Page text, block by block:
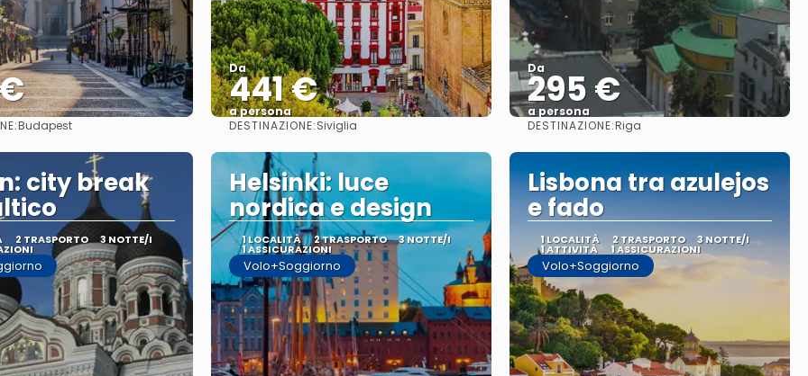
Vedere
Budapest
Da
441 €
a persona
Vedere
DESTINAZIONE:Siviglia
Da
295 €
a persona
Vedere
DESTINAZIONE:Riga
city break
2 TRASPORTO 3 NOTTE/I
Helsinki: luce
nordica e design
1 LOCALITÀ 2 TRASPORTO 3 NOTTE/I
1 ASSICURAZIONI
Volo+Soggiorno
Lisbona tra azulejos
e fado
1 LOCALITÀ 2 TRASPORTO 3 NOTTE/I
1 ATTIVITÀ 1 ASSICURAZIONI
Volo+Soggiorno